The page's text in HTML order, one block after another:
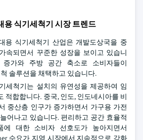
용 식기세척기 시장 트렌드
용 식기세척기 산업은 개발도상국을 중
속되면서 꾸준한 성장을 보이고 있습니
가와 주방 공간 축소로 소비자들이
솔루션을 채택하고 있습니다.
세척기는 설치의 유연성을 제공하여 임
적합합니다. 중국, 인도, 인도네시아를 비
중산층 인구가 증가하면서 가구용 가전
어나고 있습니다. 편리하고 공간 효율적
에 대한 소비자 선호도가 높아지면서
수요가 지역 시장에서 지속적으로 강화